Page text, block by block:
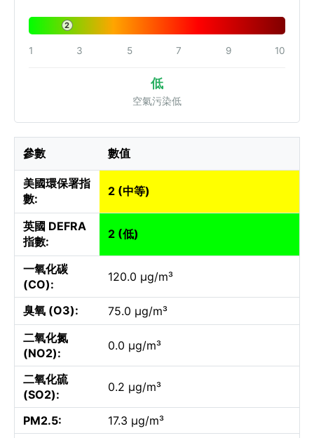
2
1 3 5 7 9 10
低
空氣污染低
參數 數值
美國環保署指
數:
2 (中等)
英國 DEFRA
指數:
2 (低)
一氧化碳
(CO):
120.0 µg/m³
臭氧 (O3):
75.0 µg/m³
二氧化氮
(NO2):
0.0 µg/m³
二氧化硫
(SO2):
0.2 µg/m³
PM2.5:
17.3 µg/m³